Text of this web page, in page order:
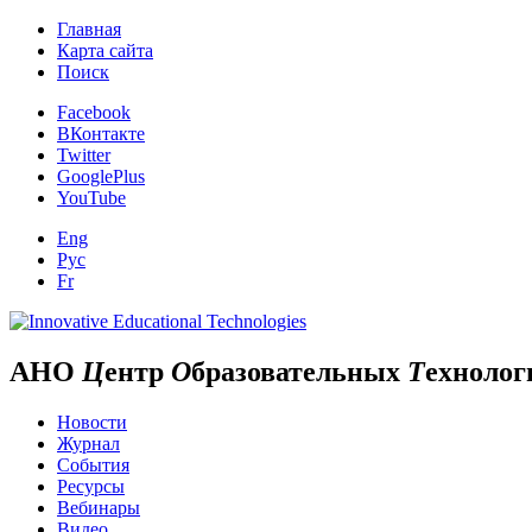
Главная
Карта сайта
Поиск
Facebook
ВКонтакте
Twitter
GooglePlus
YouTube
Eng
Рус
Fr
АНО Центр Образовательных Т
Новости
Журнал
События
Ресурсы
Вебинары